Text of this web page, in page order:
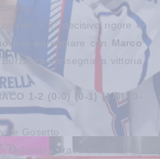
reti, il 6° decisivo rigore è
può pareggiare con Marco
consegna la vittoria
1-2 (0-0) (0-1) (1-0) (0-
Gosetto
Colombi, Traversa, Torboli,